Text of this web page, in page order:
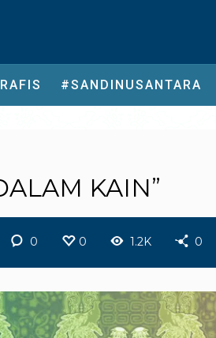
#SANDINUSANTARA
KAIN”
0 0 1.2K 0